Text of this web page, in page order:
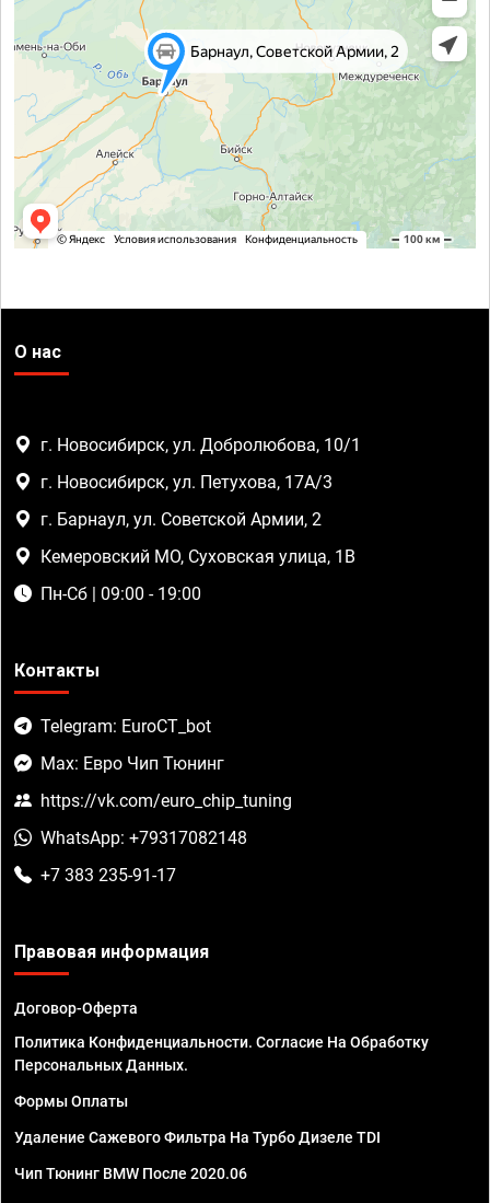
О нас
г. Новосибирск, ул. Добролюбова, 10/1
г. Новосибирск, ул. Петухова, 17А/3
г. Барнаул, ул. Советской Армии, 2
Кемеровский МО, Суховская улица, 1В
Пн-Сб | 09:00 - 19:00
Контакты
Telegram: EuroCT_bot
Max: Евро Чип Тюнинг
https://vk.com/euro_chip_tuning
WhatsApp: +79317082148
+7 383 235-91-17
Правовая информация
Договор-Оферта
Политика Конфиденциальности. Согласие На Обработку
Персональных Данных.
Формы Оплаты
Удаление Сажевого Фильтра На Турбо Дизеле TDI
Чип Тюнинг BMW После 2020.06